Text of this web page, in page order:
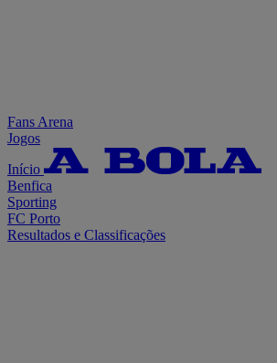
Fans Arena
Jogos
Início
Benfica
Sporting
FC Porto
Resultados e Classificações